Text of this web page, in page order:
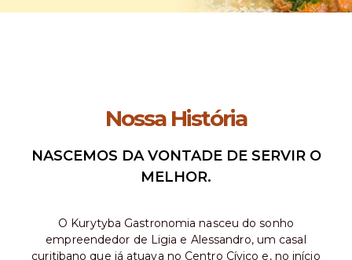
Nossa História
NASCEMOS DA VONTADE DE SERVIR O
MELHOR.
O Kurytyba Gastronomia nasceu do sonho
empreendedor de Ligia e Alessandro, um casal
curitibano que já atuava no Centro Cívico e, no início